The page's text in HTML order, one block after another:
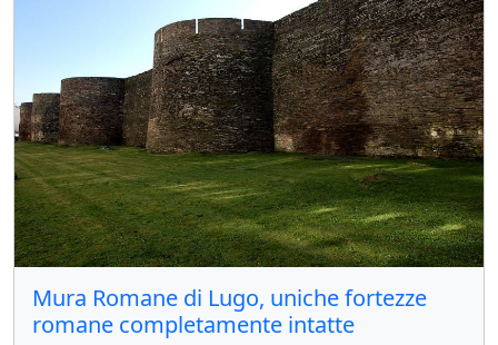
Mura Romane di Lugo, uniche fortezze
romane completamente intatte